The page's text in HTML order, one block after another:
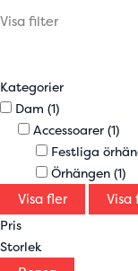
Visa filter
Kategorier
Dam (1)
Accessoarer (1)
Festliga
Örhängen (1)
Visa fler Visa
Pris
Storlek